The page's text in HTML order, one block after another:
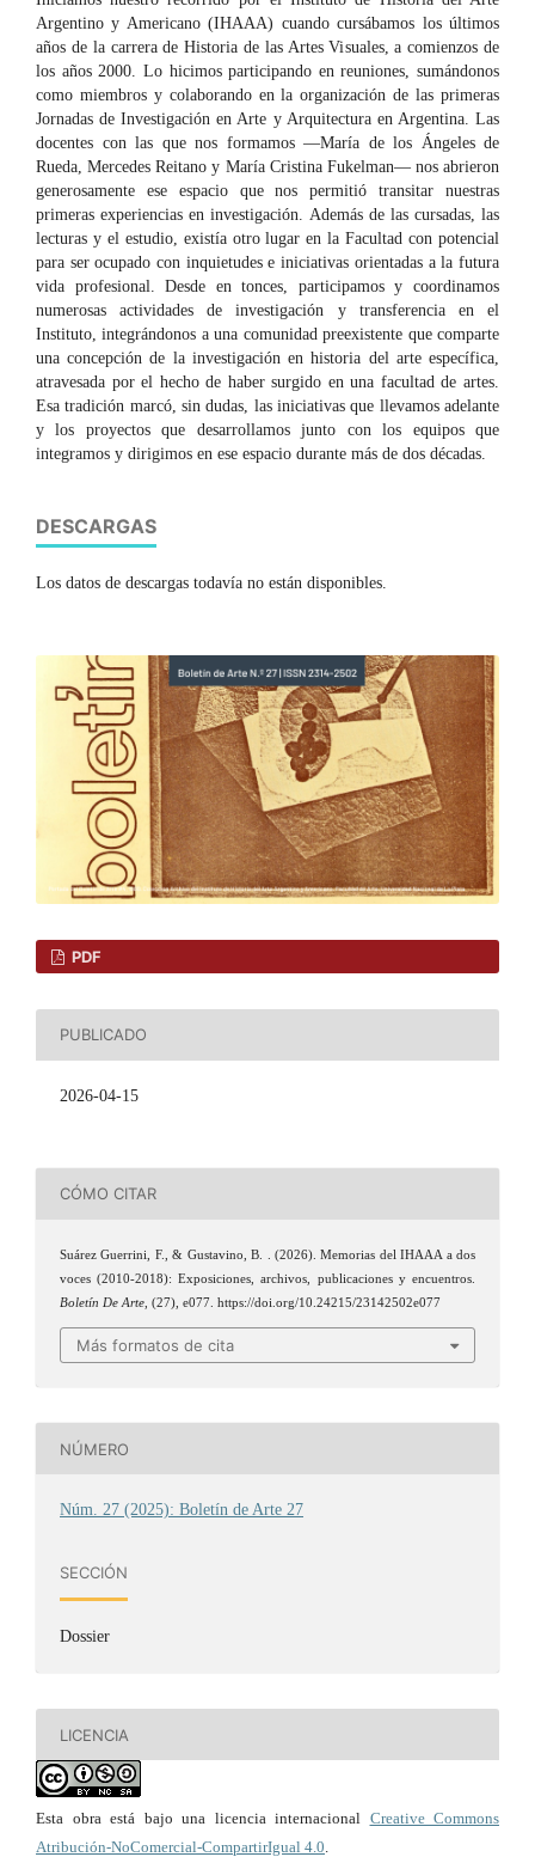
Argentino y Americano (IHAAA) cuando cursábamos los últimos
años de la carrera de Historia de las Artes Visuales, a comienzos de
los años 2000. Lo hicimos participando en reuniones, sumándonos
como miembros y colaborando en la organización de las primeras
Jornadas de Investigación en Arte y Arquitectura en Argentina. Las
docentes con las que nos formamos —María de los Ángeles de
Rueda, Mercedes Reitano y María Cristina Fukelman— nos abrieron
generosamente ese espacio que nos permitió transitar nuestras
primeras experiencias en investigación. Además de las cursadas, las
lecturas y el estudio, existía otro lugar en la Facultad con potencial
para ser ocupado con inquietudes e iniciativas orientadas a la futura
vida profesional. Desde en tonces, participamos y coordinamos
numerosas actividades de investigación y transferencia en el
Instituto, integrándonos a una comunidad preexistente que comparte
una concepción de la investigación en historia del arte específica,
atravesada por el hecho de haber surgido en una facultad de artes.
Esa tradición marcó, sin dudas, las iniciativas que llevamos adelante
y los proyectos que desarrollamos junto con los equipos que
integramos y dirigimos en ese espacio durante más de dos décadas.
DESCARGAS
Los datos de descargas todavía no están disponibles.
PDF
PUBLICADO
2026-04-15
CÓMO CITAR
Suárez Guerrini, F., & Gustavino, B. . (2026). Memorias del IHAAA a dos
voces (2010-2018): Exposiciones, archivos, publicaciones y encuentros.
Boletín De Arte , (27), e077. https://doi.org/10.24215/23142502e077
Más formatos de cita
NÚMERO
Núm. 27 (2025): Boletín de Arte 27
SECCIÓN
Dossier
LICENCIA
Esta obra está bajo una licencia internacional Creative Commons
Atribución-NoComercial-CompartirIgual 4.0.